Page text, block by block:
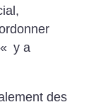
y a
des